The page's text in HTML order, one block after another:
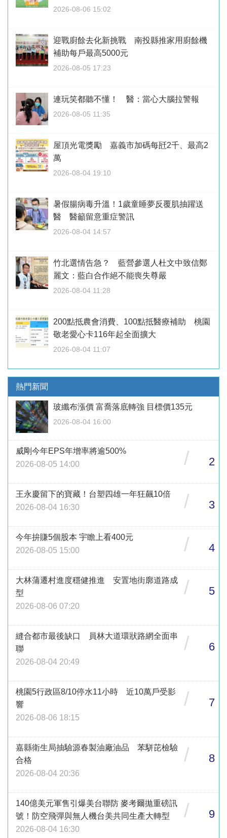
2026-08-06 15:02
迎戰廚餘去化新挑戰 南投縣推家用廚餘機
補助每戶最高5000元
2026-08-05 17:23
連玩笑都聽不懂！ 醫：當心大腦拉警報
2026-08-05 11:35
屋頂光電獎勵 嘉義市加碼每瓩2千、最高2
萬
2026-08-04 19:10
暑假腸病毒升溫！1歲童睡夢反覆肌抽躍送
醫 醫籲留意重症警訊
2026-08-04 14:57
竹北選情告急？ 藍營參選人杜文中致信鄭
麗文：藍白合作絕不能喪失尊嚴
2026-08-04 11:28
200點抵農會消費、100點抵醫療補助 桃園
敬老愛心卡116年起全面擴大
2026-08-04 11:07
熱門新聞
玻纖布漲價 富喬落底轉強 目標價135元
2026-08-04 16:00
威剛今年EPS年增率將逾500%
2026-08-05 14:00
/ 2
王永慶留下的寶藏！台塑四雄一年狂飆10倍
2026-08-04 16:30
/ 3
今年拚賺5個股本 宇瞻上看400元
2026-08-05 15:00
/ 4
大林蒲遷村進度穩健推進 安置地街廓道路成
型
2026-08-06 07:20
/ 5
縫合都市最後缺口 員林大道環狀路網全面串
聯
2026-08-04 20:49
/ 6
桃園5行政區8/10停水11小時 近10萬戶受影
響
2026-08-06 18:15
/ 7
嘉縣衛生局抽驗源春製油廠油品 苯駢芘檢驗
合格
2026-08-04 20:36
/ 8
140億美元軍售引爆美台聯防 麥考爾拋重磅訊
號！防空飛彈與無人機台美共同生產大轉型
2026-08-04 16:30
/ 9